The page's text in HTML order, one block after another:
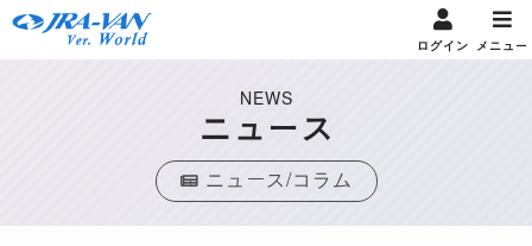
ログイン メニュー
NEWS
ニュース
ニュース/コラム